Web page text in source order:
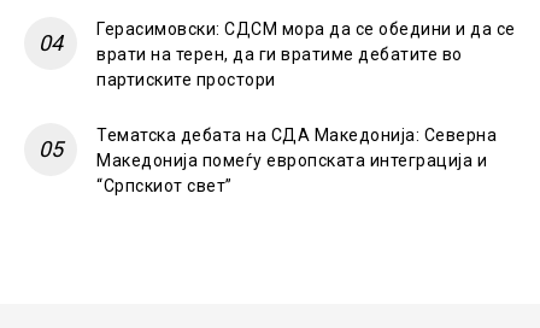
Герасимовски: СДСМ мора да се обедини и да се
врати на терен, да ги вратиме дебатите во
партиските простори
Тематска дебата на СДА Македонија: Северна
Македонија помеѓу европската интеграција и
“Српскиот свет”